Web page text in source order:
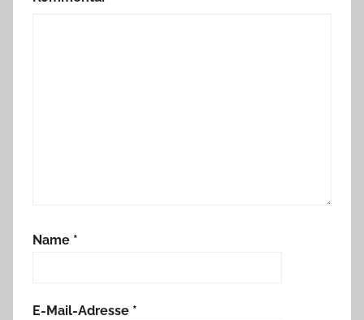
Name *
E-Mail-Adresse *